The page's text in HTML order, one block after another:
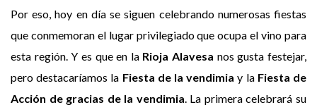
Por eso, hoy en día se siguen celebrando numerosas fiestas
que conmemoran el lugar privilegiado que ocupa el vino para
esta región. Y es que en la Rioja Alavesa nos gusta festejar,
pero destacaríamos la Fiesta de la vendimia y la Fiesta de
Acción de gracias de la vendimia. La primera celebrará su